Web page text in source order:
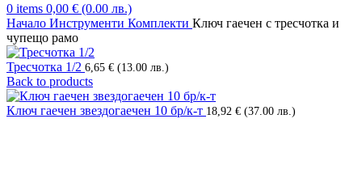
0 items 0,00 € (0.00 лв.)
Начало Инструменти Комплекти Ключ гаечен с тресчотка и
чупещо рамо
Тресчотка 1/2 6,65 € (13.00 лв.)
Back to products
Ключ гаечен звездогаечен 10 бр/к-т 18,92 € (37.00 лв.)